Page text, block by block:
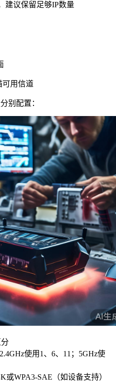
建议保留足够IP数量
可用信道
别配置：
使用1、6、11；5GHz使
或WPA3-SAE（如设备支持）